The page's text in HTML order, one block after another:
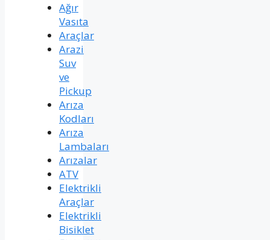
Ağır
Vasıta
Araçlar
Arazi
Suv
ve
Pickup
Arıza
Kodları
Arıza
Lambaları
Arızalar
ATV
Elektrikli
Araçlar
Elektrikli
Bisiklet